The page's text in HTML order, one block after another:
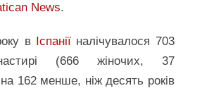
News.
в Іспаніїналічувалося 703
(666 жіночих, 37
162 менше, ніж десять років